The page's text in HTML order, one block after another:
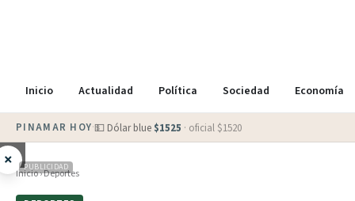
Inicio Actualidad Política Sociedad Economía
PINAMAR HOY·💵 Dólar blue $1525 · oficial $1520
× PUBLICIDAD
Inicio›Deportes